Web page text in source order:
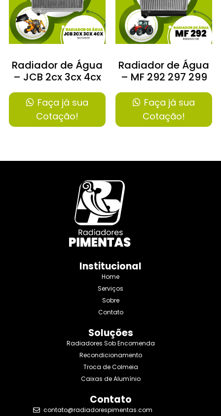
Radiador de Água
– JCB 2cx 3cx 4cx
Faça já sua
Cotação!
Radiador de Água
– MF 292 297 299
Faça já sua
Cotação!
Institucional
Home
Serviços
Sobre
Contato
Soluções
Radiadores Sob Encomenda
Recondicionamento
Troca de Colmeia
Caixas de Alumínio
Contato
contato@radiadorespimentas.com